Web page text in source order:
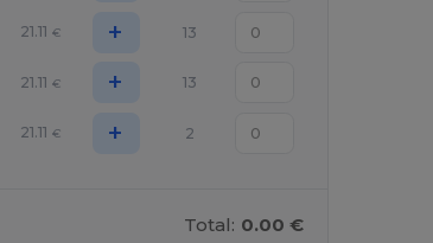
21.11 € + 13
21.11 € + 13
21.11 € + 2
Total: 0.00 €